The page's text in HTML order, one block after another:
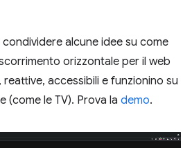
alcune idee su come
orizzontale per il web
reattive, accessibili e funzionino su
le TV). Prova la demo.